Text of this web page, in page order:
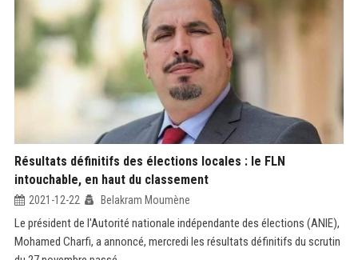
Résultats définitifs des élections locales : le FLN
intouchable, en haut du classement
2021-12-22 Belakram Moumène
Le président de l'Autorité nationale indépendante des élections (ANIE),
Mohamed Charfi, a annoncé, mercredi les résultats définitifs du scrutin